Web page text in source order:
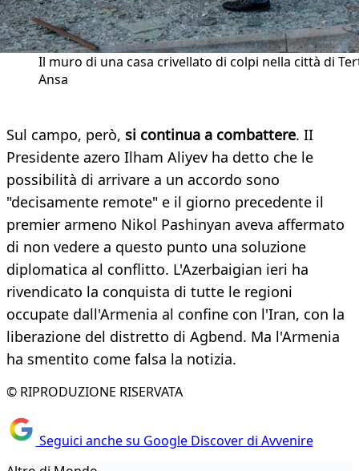
Il muro di una casa crivellato di colpi nella città di
Ansa
Sul campo, però, si continua a combattere. II
Presidente azero Ilham Aliyev ha detto che le
possibilità di arrivare a un accordo sono
"decisamente remote" e il giorno precedente il
premier armeno Nikol Pashinyan aveva affermato
di non vedere a questo punto una soluzione
diplomatica al conflitto. L'Azerbaigian ieri ha
rivendicato la conquista di tutte le regioni
occupate dall'Armenia al confine con l'Iran, con la
liberazione del distretto di Agbend. Ma l'Armenia
ha smentito come falsa la notizia.
© RIPRODUZIONE RISERVATA
Seguici anche su Google Discover di Avvenire